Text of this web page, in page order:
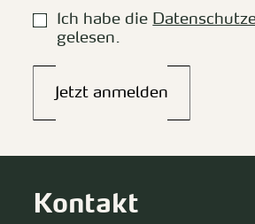
Ich habe die
gelesen.
Jetzt anmelden
Kontakt